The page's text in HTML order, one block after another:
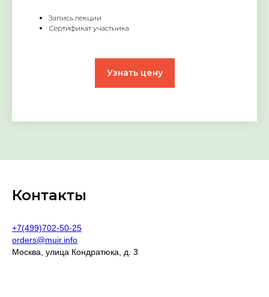
Запись лекции
Сертификат участника
Узнать цену
Контакты
+7(499)702-50-25
orders@muir.info
Москва, улица Кондратюка, д. 3